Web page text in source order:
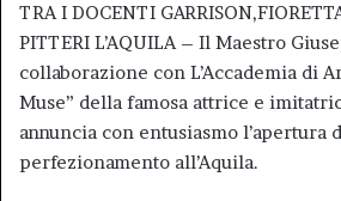
TRA I DOCENTI
PITTERI L’AQUILA – Il Maestro
collaborazione con L’Accademia di
Muse” della famosa attrice e
annuncia con entusiasmo l’apertura
perfezionamento all’Aquila.